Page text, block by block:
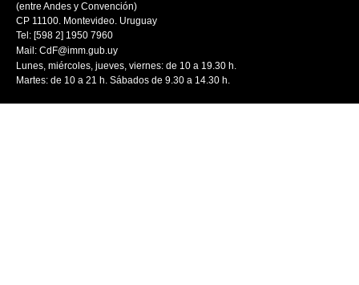
(entre Andes y Convención)
CP 11100. Montevideo. Uruguay
Tel: [598 2] 1950 7960
Mail: CdF@imm.gub.uy
Lunes, miércoles, jueves, viernes: de 10 a 19.30 h.
Martes: de 10 a 21 h. Sábados de 9.30 a 14.30 h.